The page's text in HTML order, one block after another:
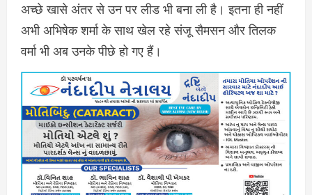
अच्छे खासे अंतर से उन पर लीड भी बना ली है। इतना ही नहीं
अ​भी अभिषेक शर्मा के साथ खेल रहे संजू सैमसन और तिलक
वर्मा भी अब उनके पीछे हो गए हैं।